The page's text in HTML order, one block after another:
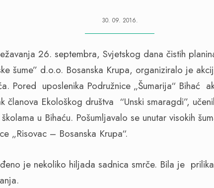
30. 09. 2016.
26. septembra, Svjetskog dana čistih
šume” d.o.o. Bosanska Krupa, organiziralo je
Pored uposlenika Podružnice „Šumarija“ Bihać
članova Ekološkog društva “Unski smaragdi”,
u Bihaću. Pošumljavalo se unutar visokih
„Risovac – Bosanska Krupa“.
je nekoliko hiljada sadnica smrče. Bila je